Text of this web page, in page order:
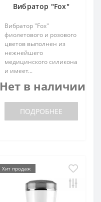
Вибратор "Fox"
Вибратор "Fox"
фиолетового и розового
цветов выполнен из
нежнейшего
медицинского силикона
и имеет...
Нет в наличии
ПОДРОБНЕЕ
Хит продаж